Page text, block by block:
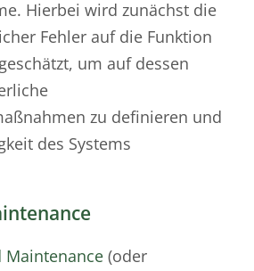
Hierbei wird zunächst die
Fehler auf die Funktion
um auf dessen
zu definieren und
des Systems
Maintenance (oder